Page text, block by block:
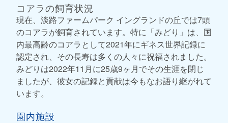
コアラの飼育状況
現在、淡路ファームパーク イングランドの丘では7頭
のコアラが飼育されています。特に「みどり」は、国
内最高齢のコアラとして2021年にギネス世界記録に
認定され、その長寿は多くの人々に祝福されました。
みどりは2022年11月に25歳9ヶ月でその生涯を閉じ
ましたが、彼女の記録と貢献は今もなお語り継がれて
います。
園内施設